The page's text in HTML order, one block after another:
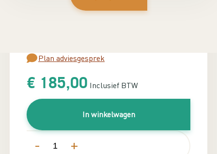
Plan adviesgesprek
€ 185,00 Inclusief BTW
In winkelwagen
- +